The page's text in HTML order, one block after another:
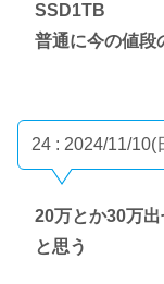
SSD1TB
普通に今の値段
24 : 2024/11/10(
20万とか30万
と思う